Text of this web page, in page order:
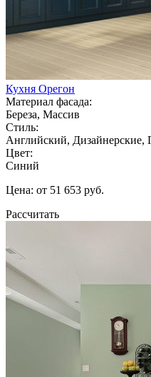
Кухня Орегон
Материал фасада:
Береза, Массив
Стиль:
Английский, Дизайнерские,
Цвет:
Синий
Цена: от 51 653 руб.
Рассчитать